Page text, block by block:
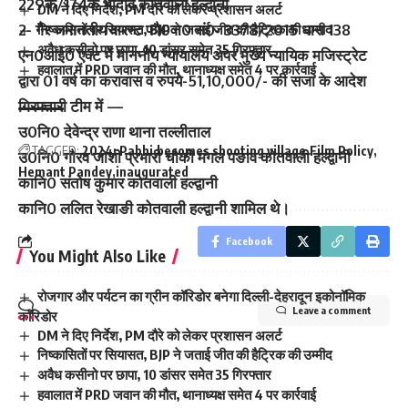
2- गैर जमानतीय वारण्ट फौ0वा0 सं0- 3378/2015 धारा 138
एन0आई0 एक्ट में माननीय न्यायालय अपर मुख्य न्यायिक मजिस्ट्रेट
द्वारा 01 वर्ष का करावास व रुपये-51,10,000/- की सजा के आदेश
गिरफ्तारी टीम में —
उ0नि0 देवेन्द्र राणा थाना तल्लीताल
उ0नि0 गौरव जोशी प्रभारी चौकी मंगल पङाव कोतवाली हल्द्वानी
कानि0 संतोष कुमार कोतवाली हल्द्वानी
कानि0 ललित रेखाङी कोतवाली हल्द्वानी शामिल थे।
You Might Also Like
रोजगार और पर्यटन का ग्रीन कॉरिडोर बनेगा दिल्ली-देहरादून इकोनॉमिक
कॉरिडोर
DM ने दिए निर्देश, PM दौरे को लेकर प्रशासन अलर्ट
निष्कासितों पर सियासत, BJP ने जताई जीत की हैट्रिक की उम्मीद
अवैध कसीनो पर छापा, 10 डांसर समेत 35 गिरफ्तार
हवालात में PRD जवान की मौत, थानाध्यक्ष समेत 4 पर कार्रवाई
DM ने दिए निर्देश, PM दौरे को लेकर प्रशासन अलर्ट
निष्कासितों पर सियासत, BJP ने जताई जीत की हैट्रिक की उम्मीद
अवैध कसीनो पर छापा, 10 डांसर समेत 35 गिरफ्तार
हवालात में PRD जवान की मौत, थानाध्यक्ष समेत 4 पर कार्रवाई
TAGGED:2024: Pabhi becomes shooting village Film Policy
Hemant Pandey inaugurated
Facebook
Leave a comment